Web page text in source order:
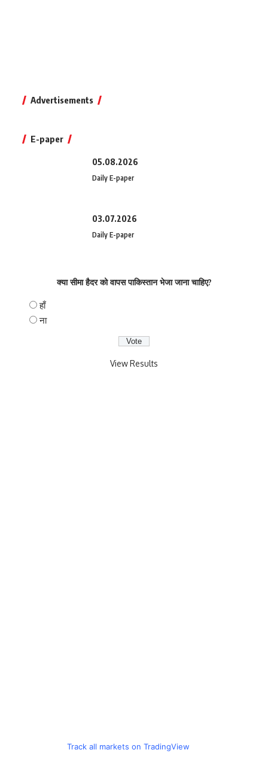
Advertisements
E-paper
05.08.2026
Daily E-paper
03.07.2026
Daily E-paper
क्या सीमा हैदर को वापस पाकिस्तान भेजा जाना चाहिए?
हाँ
ना
View Results
Track all markets on TradingView